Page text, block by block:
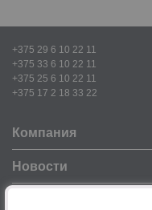
+375 29 6 10 22 11
+375 33 6 10 22 11
+375 25 6 10 22 11
+375 17 2 18 33 22
Компания
Новости